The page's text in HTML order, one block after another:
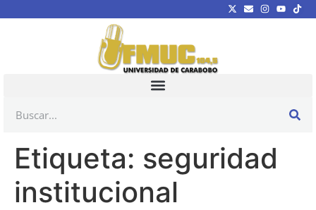
Etiqueta: seguridad
institucional